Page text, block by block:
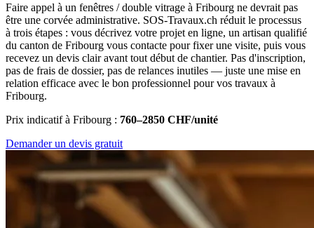
Faire appel à un fenêtres / double vitrage à Fribourg ne devrait pas
être une corvée administrative. SOS-Travaux.ch réduit le processus
à trois étapes : vous décrivez votre projet en ligne, un artisan qualifié
du canton de Fribourg vous contacte pour fixer une visite, puis vous
recevez un devis clair avant tout début de chantier. Pas d'inscription,
pas de frais de dossier, pas de relances inutiles — juste une mise en
relation efficace avec le bon professionnel pour vos travaux à
Fribourg.
Prix indicatif à Fribourg : 760–2850 CHF/unité
Demander un devis gratuit